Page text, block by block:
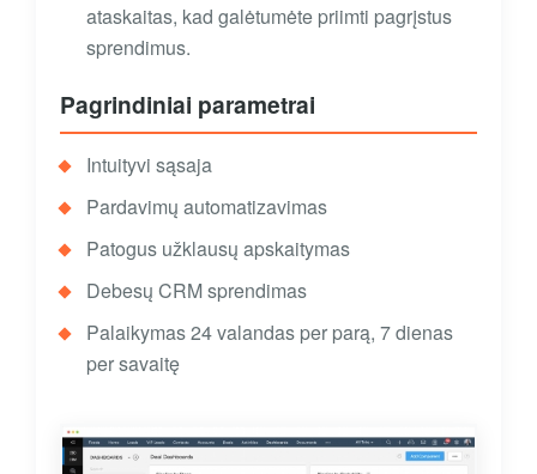
ataskaitas, kad galėtumėte priimti pagrįstus
sprendimus.
Pagrindiniai parametrai
Intuityvi sąsaja
Pardavimų automatizavimas
Patogus užklausų apskaitymas
Debesų CRM sprendimas
Palaikymas 24 valandas per parą, 7 dienas
per savaitę